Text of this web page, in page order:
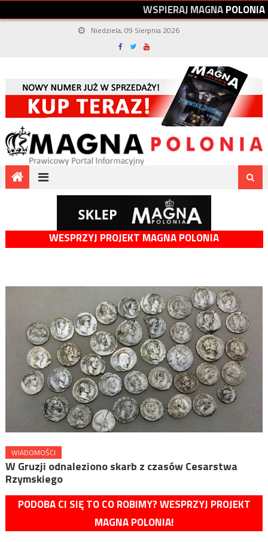
WSPIERAJMAGNAPOLONIA
Niedziela, 09 Sierpnia 2026
WESPRZYJ PROJEKT MAGNA POLONIA
WIADOMOŚCI
W Gruzji odnaleziono skarb z czasów Cesarstwa
Rzymskiego
PODOBA CI SIĘ TO CO ROBIMY? WESPRZYJ PROJEKT
MAGNA POLONIA!